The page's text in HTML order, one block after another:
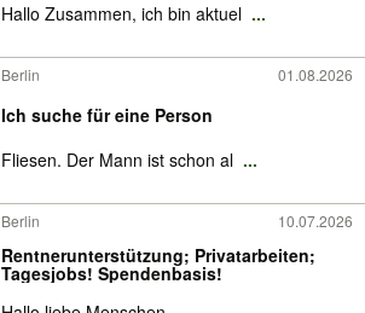
Hallo Zusammen, ich bin aktuel ...
Berlin 01.08.2026
Ich suche für eine Person
Fliesen. Der Mann ist schon al ...
Berlin 10.07.2026
Rentnerunterstützung; Privatarbeiten;
Tagesjobs! Spendenbasis!